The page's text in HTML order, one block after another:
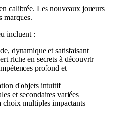
calibrée. Les nouveaux joueurs
marques.
incluent :
dynamique et satisfaisant
riche en secrets à découvrir
profond et
d'objets intuitif
et secondaires variées
choix multiples impactants